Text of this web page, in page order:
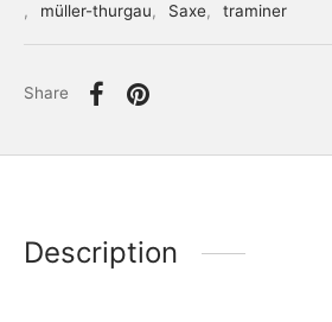
,
müller-thurgau, Saxe, traminer
Share
Description